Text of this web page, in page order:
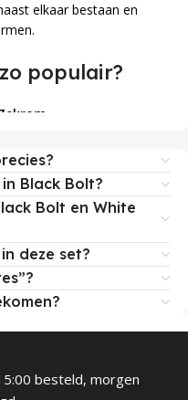
elkaar bestaan en
populair?
foil-sets, inclusief
reverse holo-types
extra uitdagend
stijl)
Rare
kaarten met een
Black Bolt?
Bolt en White
deze set?
besteld, morgen